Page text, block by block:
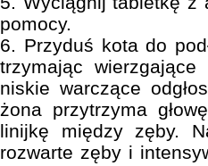
pomocy.
6. Przyduś kota do
trzymając
niskie warczące
żona przytrzyma
linijkę między zęby.
rozwarte zęby i